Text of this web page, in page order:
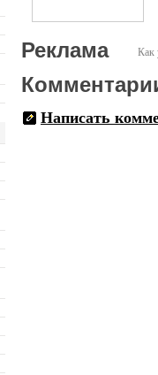
Как
Реклама
Написать